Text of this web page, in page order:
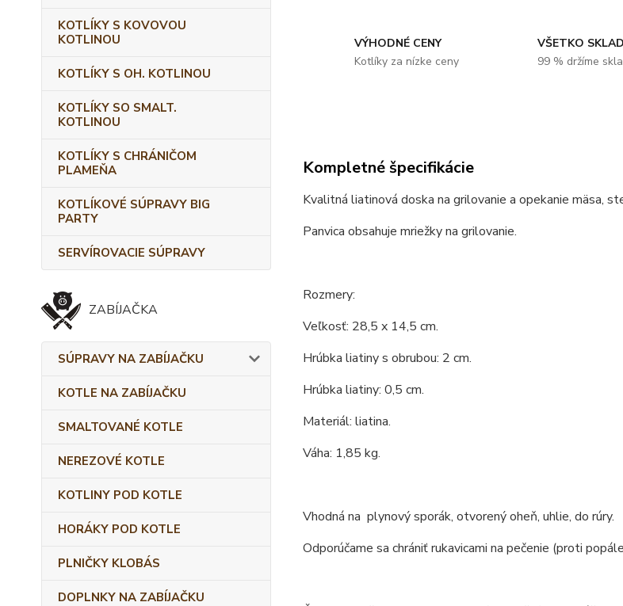
KOTLÍKY S KOVOVOU
KOTLINOU
KOTLÍKY S OH. KOTLINOU
KOTLÍKY SO SMALT.
KOTLINOU
KOTLÍKY S CHRÁNIČOM
PLAMEŇA
KOTLÍKOVÉ SÚPRAVY BIG
PARTY
SERVÍROVACIE SÚPRAVY
ZABÍJAČKA
SÚPRAVY NA ZABÍJAČKU
KOTLE NA ZABÍJAČKU
SMALTOVANÉ KOTLE
NEREZOVÉ KOTLE
KOTLINY POD KOTLE
HORÁKY POD KOTLE
PLNIČKY KLOBÁS
DOPLNKY NA ZABÍJAČKU
VÝHODNÉ CENY
Kotlíky za nízke ceny
VŠETKO
99 % držíme
Kompletné špecifikácie
Kvalitná liatinová doska na grilovanie a opekanie mäsa,
Panvica obsahuje mriežky na grilovanie.
Rozmery:
Veľkosť: 28,5 x 14,5 cm.
Hrúbka liatiny s obrubou: 2 cm.
Hrúbka liatiny: 0,5 cm.
Materiál: liatina.
Váha: 1,85 kg.
Vhodná na plynový sporák, otvorený oheň, uhlie, do rúry.
Odporúčame sa chrániť rukavicami na pečenie (proti